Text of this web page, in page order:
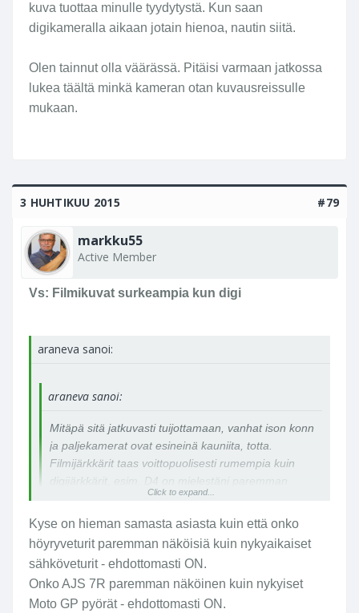
kuva tuottaa minulle tyydytystä. Kun saan
digikameralla aikaan jotain hienoa, nautin siitä.
Olen tainnut olla väärässä. Pitäisi varmaan jatkossa
lukea täältä minkä kameran otan kuvausreissulle
mukaan.
3 HUHTIKUU 2015 #79
markku55
Active Member
Vs: Filmikuvat surkeampia kun digi
araneva sanoi:
araneva sanoi:
Mitäpä sitä jatkuvasti tuijottamaan, vanhat ison konn
ja paljekamerat ovat esineinä kauniita, totta.
Filmijärkkärit taas voittopuolisesti rumempia kuin
digijärkkärit, esim. D4 on mielestäni paremman
Click to expand...
Kyse on hieman samasta asiasta kuin että onko
höyryveturit paremman näköisiä kuin nykyaikaiset
sähköveturit - ehdottomasti ON.
Onko AJS 7R paremman näköinen kuin nykyiset
Moto GP pyörät - ehdottomasti ON.